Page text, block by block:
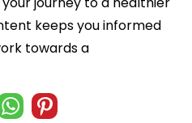
keeps you informed
towards a